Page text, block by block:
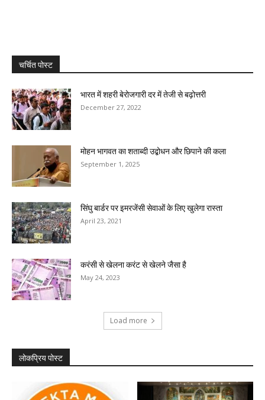
चर्चित पोस्ट
भारत में शहरी बेरोजगारी दर में तेजी से बढ़ोत्तरी
December 27, 2022
मोहन भागवत का शताब्दी उद्बोधन और छिपाने की कला
September 1, 2025
सिंघु बार्डर पर इमरजेंसी सेवाओं के लिए खुलेगा रास्ता
April 23, 2021
करंसी से खेलना करंट से खेलने जैसा है
May 24, 2023
Load more
लोकप्रिय पोस्ट